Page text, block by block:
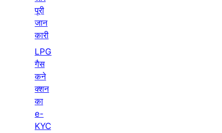
पूरी
जान
कारी
LPG
गैस
कने
क्शन
का
e-
KYC